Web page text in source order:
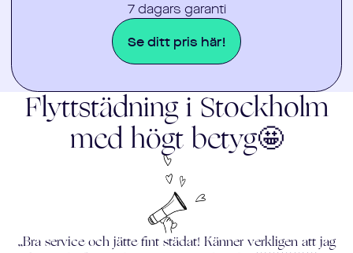
7 dagars garanti
Se ditt pris här!
Flyttstädning i Stockholm
med högt betyg🤩
„Bra service och jätte fint städat! Känner verkligen att jag